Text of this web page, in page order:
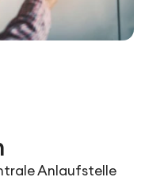
Anlaufstelle